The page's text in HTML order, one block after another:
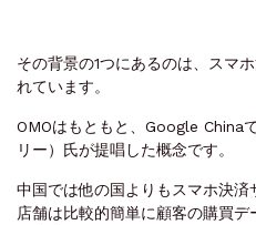
その背景の1つにあるのは、 スマ
れています。
OMOはもともと、Google China
リー）氏が提唱した概念です。
中国では他の国よりもスマホ決済
店舗は比較的簡単に顧客の購買